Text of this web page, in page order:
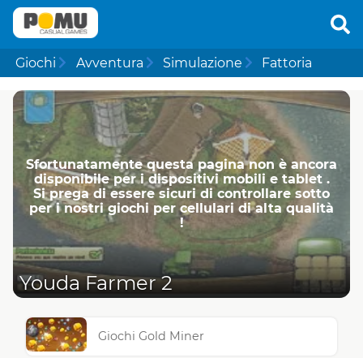
Giochi Avventura Simulazione Fattoria
Sfortunatamente questa pagina non è ancora
disponibile per i dispositivi mobili e tablet .
Si prega di essere sicuri di controllare sotto
per i nostri giochi per cellulari di alta qualità
!
Youda Farmer 2
Giochi Gold Miner